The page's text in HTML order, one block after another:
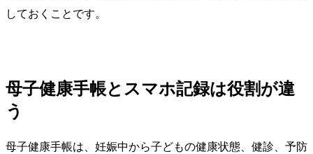
しておくことです。
母子健康手帳とスマホ記録は役割が違
う
母子健康手帳は、妊娠中から子どもの健康状態、健診、予防